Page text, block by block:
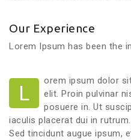
Our Experience
Lorem Ipsum has been the
L
orem ipsum dolor
elit. Proin pulvinar
posuere in. Ut
iaculis placerat dui in
Sed tincidunt augue ipsum,